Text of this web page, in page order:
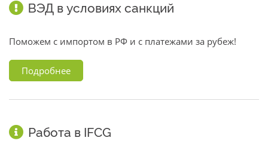
ВЭД в условиях санкций
Поможем с импортом в РФ и с платежами за рубеж!
Подробнее
Работа в IFCG